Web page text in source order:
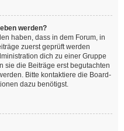
werden?
haben, dass in dem Forum, in
zuerst geprüft werden
dich zu einer Gruppe
sie die Beiträge erst begutachten
Bitte kontaktiere die Board-
dazu benötigst.